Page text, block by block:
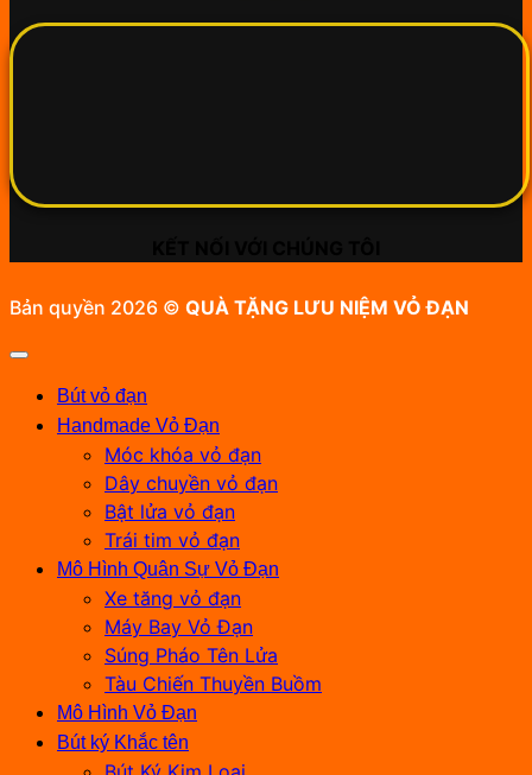
Bản quyền 2026 © QUÀ TẶNG LƯU NIỆM VỎ ĐẠN
Bút vỏ đạn
Handmade Vỏ Đạn
Móc khóa vỏ đạn
Dây chuyền vỏ đạn
Bật lửa vỏ đạn
Trái tim vỏ đạn
Mô Hình Quân Sự Vỏ Đạn
Xe tăng vỏ đạn
Máy Bay Vỏ Đạn
Súng Pháo Tên Lửa
Tàu Chiến Thuyền Buồm
Mô Hình Vỏ Đạn
Bút ký Khắc tên